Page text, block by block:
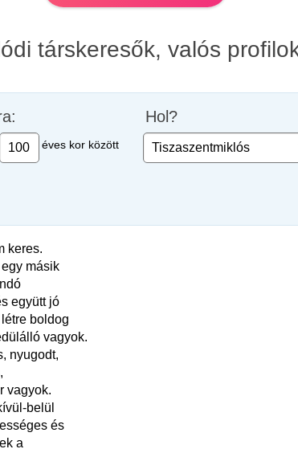
társkeresők, valós
éves kor között
Hol?
keres.
másik
együtt jó
boldog
vagyok.
nyugodt,
vagyok.
belül
és
a